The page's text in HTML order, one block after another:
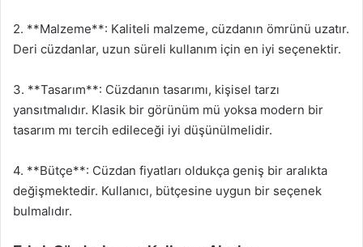
2. **Malzeme**: Kaliteli malzeme, cüzdanın ömrünü uzatır.
Deri cüzdanlar, uzun süreli kullanım için en iyi seçenektir.
3. **Tasarım**: Cüzdanın tasarımı, kişisel tarzı
yansıtmalıdır. Klasik bir görünüm mü yoksa modern bir
tasarım mı tercih edileceği iyi düşünülmelidir.
4. **Bütçe**: Cüzdan fiyatları oldukça geniş bir aralıkta
değişmektedir. Kullanıcı, bütçesine uygun bir seçenek
bulmalıdır.